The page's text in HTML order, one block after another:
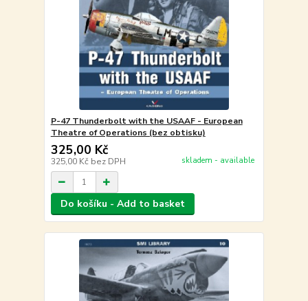
P-47 Thunderbolt with the USAAF - European
Theatre of Operations (bez obtisku)
325,00 Kč
325,00 Kč bez DPH skladem - available
Do košíku - Add to basket